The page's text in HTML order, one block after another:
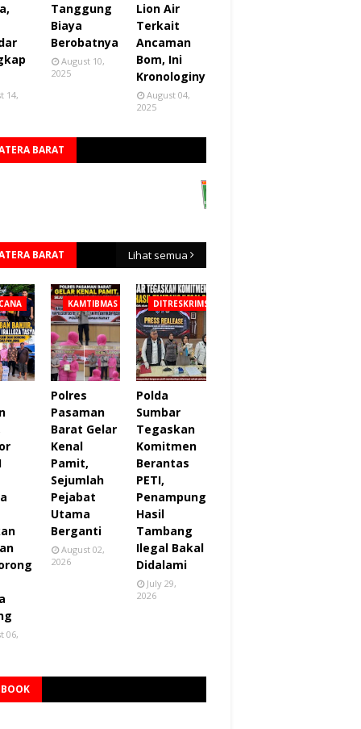
14,
Tanggung
Biaya
Berobatnya
August 10,
2025
Lion Air
Terkait
Ancaman
Bom, Ini
Kronologinya
August 04,
2025
BARAT
BARAT Lihat semua
06,
KAMTIBMAS
Polres
Pasaman
Barat Gelar
Kenal
Pamit,
Sejumlah
Pejabat
Utama
Berganti
August 02,
2026
DITRESKRIMSUS
Polda
Sumbar
Tegaskan
Komitmen
Berantas
PETI,
Penampung
Hasil
Tambang
Ilegal Bakal
Didalami
July 29,
2026